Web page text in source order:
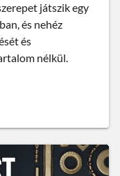
játszik egy
és nehéz
és
nélkül.